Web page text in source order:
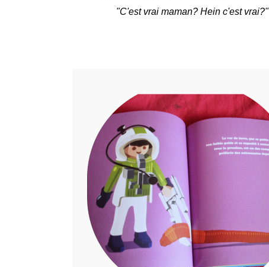
"C'est vrai maman? Hein c'est vrai?"